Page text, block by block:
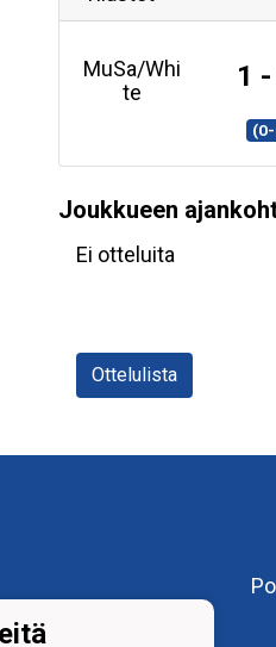
MuSa/Whi
te
1
Joukkueen
Ei otteluita
Ottelulista